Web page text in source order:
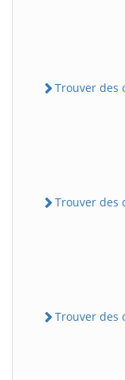
Trouver des
Trouver des
Trouver des